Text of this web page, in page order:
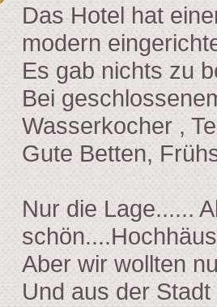
Das Hotel hat
modern
Es gab nichts zu
Bei
Wasserkocher ,
Gute Betten,
Nur die Lage......
Aber wir wollten
Und aus der